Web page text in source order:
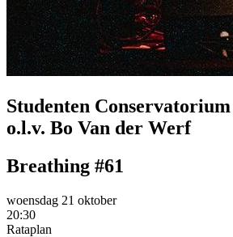
Studenten
o.l.v. Bo Van der Werf
Breathing #61
woensdag 21 oktober
20:30
Rataplan